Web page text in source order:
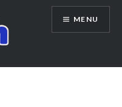
BENIH
MENU